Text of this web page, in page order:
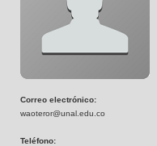
Correo electrónico:
waoteror@unal.edu.co
Teléfono: